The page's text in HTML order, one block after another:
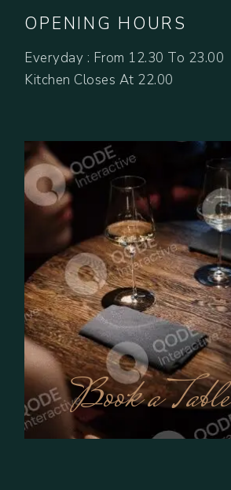
OPENING HOURS
Everyday : From 12.30 To 23.00
Kitchen Closes At 22.00
Book a Table